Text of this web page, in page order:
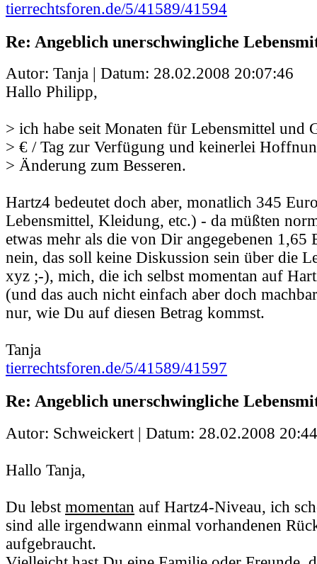
tierrechtsforen.de/5/41589/41594
Re: Angeblich unerschwingliche
Autor: Tanja | Datum: 28.02.2008 20:07:46
Hallo Philipp,
> ich habe seit Monaten für Lebensmittel und
> € / Tag zur Verfügung und keinerlei
> Änderung zum Besseren.
Hartz4 bedeutet doch aber, monatlich 345
Lebensmittel, Kleidung, etc.) - da müßten
etwas mehr als die von Dir angegebenen
nein, das soll keine Diskussion sein über die
xyz ;-), mich, die ich selbst momentan auf
(und das auch nicht einfach aber doch
nur, wie Du auf diesen Betrag kommst.
Tanja
tierrechtsforen.de/5/41589/41597
Re: Angeblich unerschwingliche
Autor: Schweickert | Datum: 28.02.2008
Hallo Tanja,
Du lebst momentan auf Hartz4-Niveau, ich
sind alle irgendwann einmal vorhandenen
aufgebraucht.